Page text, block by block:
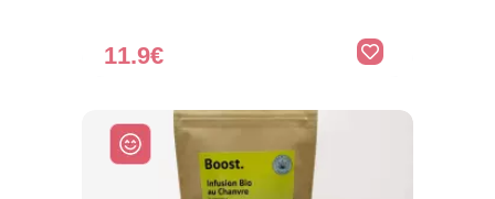
11.9€